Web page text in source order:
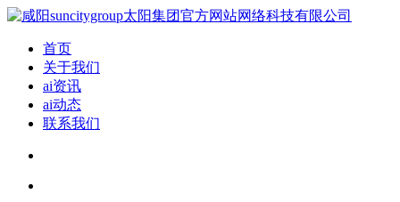
首页
关于我们
ai资讯
ai动态
联系我们